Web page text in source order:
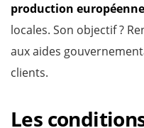
production européenne
locales. Son objectif ?
aux aides
clients.
Les